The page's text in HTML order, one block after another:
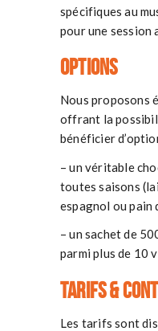
spécifiques au
pour une session
Options
Nous proposons
offrant la
bénéficier
– un véritable
toutes saisons
espagnol ou pain
– un sachet de
parmi plus de 10
Tarifs &
Les tarifs sont